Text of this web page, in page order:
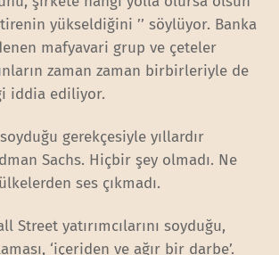
yükseldiğini ’’ söylüyor. Banka
mafyavari grup ve çeteler
zaman zaman birbirleriyle de
iddia ediliyor.
gerekçesiyle yıllardır
Sachs. Hiçbir şey olmadı. Ne
ses çıkmadı.
Street yatırımcılarını soyduğu,
‘içeriden ve ağır bir darbe’.